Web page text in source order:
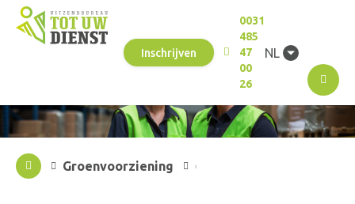
Inschrijven
0031
485
47
00
26
NL
Groenvoorziening